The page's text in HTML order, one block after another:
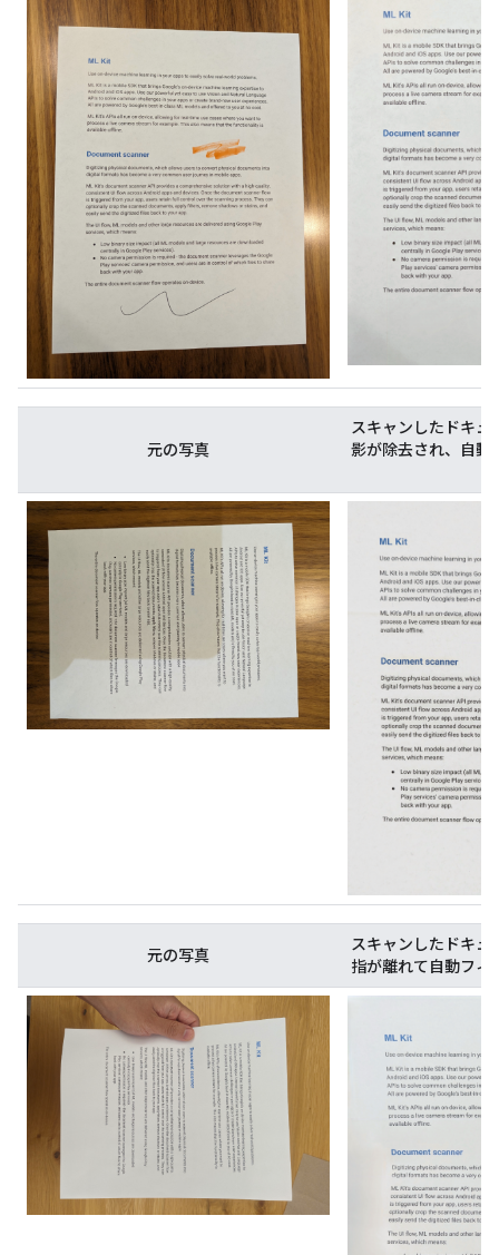
元の写真
スキャンしたドキュ
影が除去され、自動
元の写真
スキャンしたドキュ
指が離れて自動フィ